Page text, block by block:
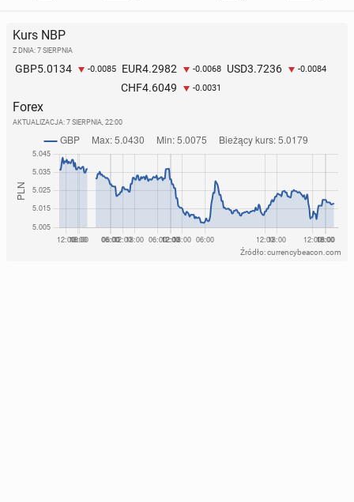
Kurs NBP
Z DNIA: 7 SIERPNIA
GBP5.0134 -0.0085 EUR4.2982 -0.0068 USD3.7236 -0.0084
CHF4.6049 -0.0031
Forex
AKTUALIZACJA: 7 SIERPNIA, 22:00
Źródło: currencybeacon.com